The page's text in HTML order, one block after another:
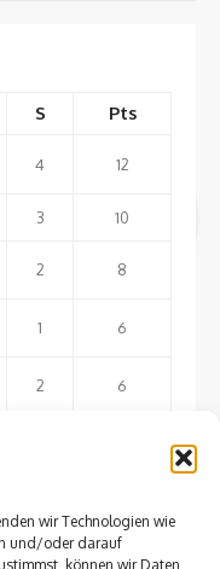
wir Technologien wie
und/oder darauf
können wir Daten
S Pts
4 12
3 10
2 8
1 6
2 6
ausführliche Tabelle